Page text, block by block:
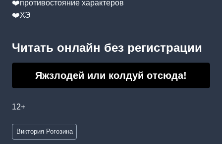
❤️противостояние характеров
❤️ХЭ
Читать онлайн без регистрации
Яжзлодей или колдуй отсюда!
12+
Метки
записи:
Виктория Рогозина